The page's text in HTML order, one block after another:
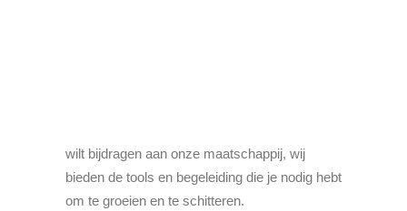
wilt bijdragen aan onze maatschappij, wij
bieden de tools en begeleiding die je nodig hebt
om te groeien en te schitteren.